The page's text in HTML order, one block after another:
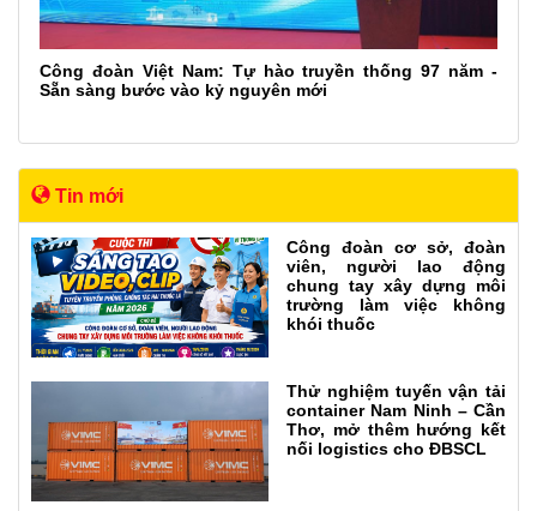
Công đoàn Việt Nam: Tự hào truyền thống 97 năm -
Sẵn sàng bước vào kỷ nguyên mới
Tin mới
Công đoàn cơ sở, đoàn
viên, người lao động
chung tay xây dựng môi
trường làm việc không
khói thuốc
Thử nghiệm tuyến vận tải
container Nam Ninh – Cần
Thơ, mở thêm hướng kết
nối logistics cho ĐBSCL